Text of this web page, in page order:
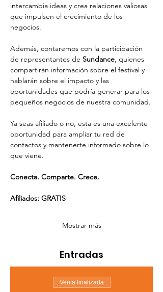
intercambia ideas y crea relaciones valiosas
que impulsen el crecimiento de los
negocios.
Además, contaremos con la participación
de representantes de Sundance, quienes
compartirán información sobre el festival y
hablarán sobre el impacto y las
oportunidades que podría generar para los
pequeños negocios de nuestra comunidad.
Ya seas afiliado o no, esta es una excelente
oportunidad para ampliar tu red de
contactos y mantenerte informado sobre lo
que viene.
Conecta. Comparte. Crece.
Afiliados: GRATIS
Mostrar más
Entradas
Venta finalizada